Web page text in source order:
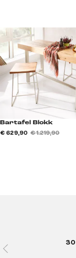
Bartafel Blokk
€ 629,90 € 1.219,90
30